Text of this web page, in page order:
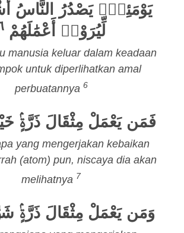
يَوْمَئِذٍۢ يَصْدُرُ النَّاسُ
لِّيُرَوْا۟ أَعْمَٰلَهُمْ
manusia keluar dalam keadaan
untuk diperlihatkan amal
perbuatannya 6
فَمَن يَعْمَلْ مِثْقَالَ ذَرَّةٍۢ
yang mengerjakan kebaikan
(atom) pun, niscaya dia akan
melihatnya 7
وَمَن يَعْمَلْ مِثْقَالَ ذَرَّةٍۢ